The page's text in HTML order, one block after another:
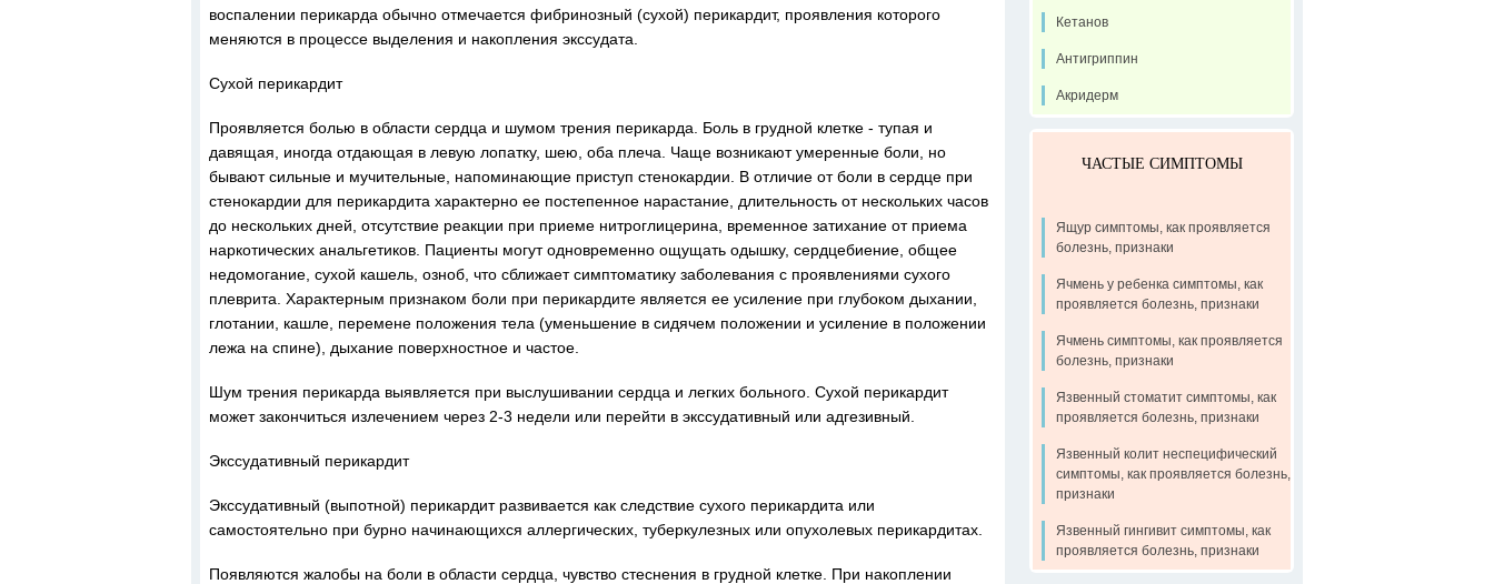
воспалении перикарда обычно отмечается фибринозный (сухой) перикардит, проявления которого
меняются в процессе выделения и накопления экссудата.
Сухой перикардит
Проявляется болью в области сердца и шумом трения перикарда. Боль в грудной клетке - тупая и
давящая, иногда отдающая в левую лопатку, шею, оба плеча. Чаще возникают умеренные боли, но
бывают сильные и мучительные, напоминающие приступ стенокардии. В отличие от боли в сердце при
стенокардии для перикардита характерно ее постепенное нарастание, длительность от нескольких часов
до нескольких дней, отсутствие реакции при приеме нитроглицерина, временное затихание от приема
наркотических анальгетиков. Пациенты могут одновременно ощущать одышку, сердцебиение, общее
недомогание, сухой кашель, озноб, что сближает симптоматику заболевания с проявлениями сухого
плеврита. Характерным признаком боли при перикардите является ее усиление при глубоком дыхании,
глотании, кашле, перемене положения тела (уменьшение в сидячем положении и усиление в положении
лежа на спине), дыхание поверхностное и частое.
Шум трения перикарда выявляется при выслушивании сердца и легких больного. Сухой перикардит
может закончиться излечением через 2-3 недели или перейти в экссудативный или адгезивный.
Экссудативный перикардит
Экссудативный (выпотной) перикардит развивается как следствие сухого перикардита или
самостоятельно при бурно начинающихся аллергических, туберкулезных или опухолевых перикардитах.
Появляются жалобы на боли в области сердца, чувство стеснения в грудной клетке. При накоплении
Кетанов
Антигриппин
Акридерм
ЧАСТЫЕ СИМПТОМЫ
Ящур симптомы, как проявляется
болезнь, признаки
Ячмень у ребенка симптомы, как
проявляется болезнь, признаки
Ячмень симптомы, как проявляется
болезнь, признаки
Язвенный стоматит симптомы, как
проявляется болезнь, признаки
Язвенный колит неспецифический
симптомы, как проявляется болезнь,
признаки
Язвенный гингивит симптомы, как
проявляется болезнь, признаки